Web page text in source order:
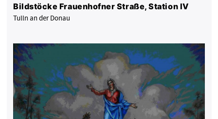
Bildstöcke Frauenhofner Straße, Station IV
Tulln an der Donau